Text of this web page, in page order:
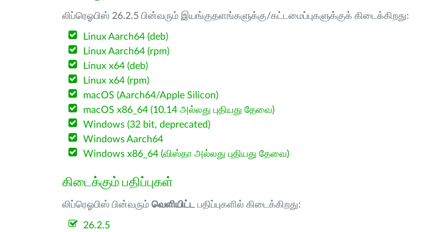
லிப்ரெஓபிஸ் 26.2.5 பின்வரும் இயங்குதளங்களுக்கு/கட்டமைப்புகளுக்குக் கிடைக்கிறது:
Linux Aarch64 (deb)
Linux Aarch64 (rpm)
Linux x64 (deb)
Linux x64 (rpm)
macOS (Aarch64/Apple Silicon)
macOS x86_64 (10.14 அல்லது புதியது தேவை)
Windows (32 bit, deprecated)
Windows Aarch64
Windows x86_64 (விஸ்தா அல்லது புதியது தேவை)
கிடைக்கும் பதிப்புகள்
லிப்ரெஓபிஸ் பின்வரும் வெளியிட்ட பதிப்புகளில் கிடைக்கிறது:
26.2.5